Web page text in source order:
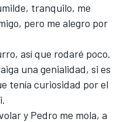
tranquilo, me
pero me alegro por
así que rodaré poco.
una genialidad, si es
tenía curiosidad por el
y Pedro me mola, a